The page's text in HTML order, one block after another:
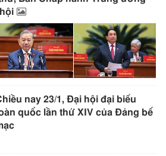
nay 23/1, Đại hội đại biểu
quốc lần thứ XIV của Đảng bế